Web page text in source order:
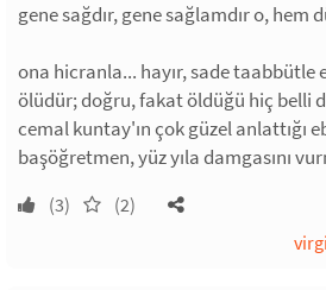
gene sağdır, gene sağlamdır o, hem
ona hicranla... hayır, sade taabbütle
ölüdür; doğru, fakat öldüğü hiç belli
cemal kuntay'ın çok güzel anlattığı
başöğretmen, yüz yıla damgasını
(3) (2)